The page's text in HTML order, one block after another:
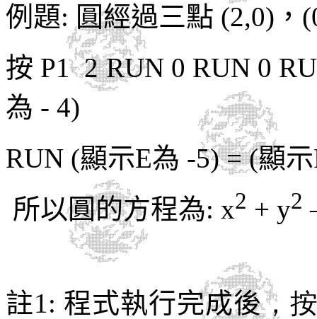
例題: 圓經過三點 (2,0) ，
按 P1 2 RUN 0 RUN 0
為 - 4)
RUN (顯示E為 -5) = (顯示
所以圓的方程為: x2 + y2
註1: 程式執行完成後，